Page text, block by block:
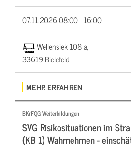
07.11.202608:00 - 16:00
Wellensiek 108 a,
33619 Bielefeld
MEHR ERFAHREN
BKrFQG Weiterbildungen
SVG Risikosituationen im
(KB 1) Wahrnehmen -